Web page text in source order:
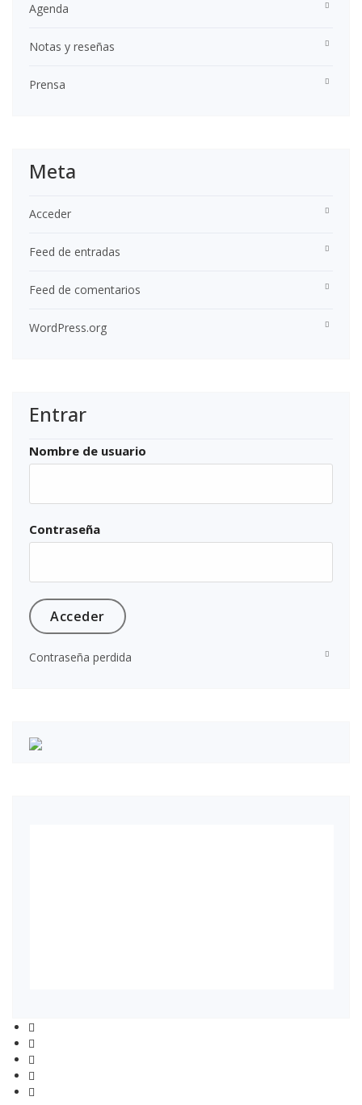
Agenda
Notas y reseñas
Prensa
Meta
Acceder
Feed de entradas
Feed de comentarios
WordPress.org
Entrar
Nombre de usuario
Contraseña
Contraseña perdida